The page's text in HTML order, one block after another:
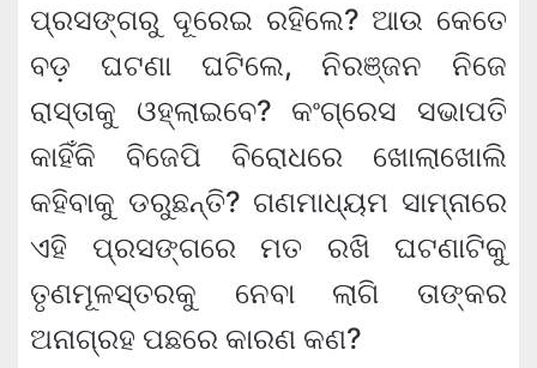
ପ୍ରସଙ୍ଗରୁ ଦୂରେଇ ରହିଲେ? ଆଉ କେତେ
ବଡ଼ ଘଟଣା ଘଟିଲେ, ନିରଞ୍ଜନ ନିଜେ
ରାସ୍ତାକୁ ଓହ୍ଲାଇବେ? କଂଗ୍ରେସ ସଭାପତି
କାହିଁକି ବିଜେପି ବିରୋଧରେ ଖୋଲାଖୋଲି
କହିବାକୁ ଡରୁଛନ୍ତି? ଗଣମାଧ୍ୟମ ସାମ୍ନାରେ
ଏହି ପ୍ରସଙ୍ଗରେ ମତ ରଖି ଘଟଣାଟିକୁ
ତୃଣମୂଳସ୍ତରକୁ ନେବା ଲାଗି ତାଙ୍କର
ଅନାଗ୍ରହ ପଛରେ କାରଣ କଣ?